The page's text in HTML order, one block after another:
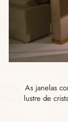
As janelas
lustre de